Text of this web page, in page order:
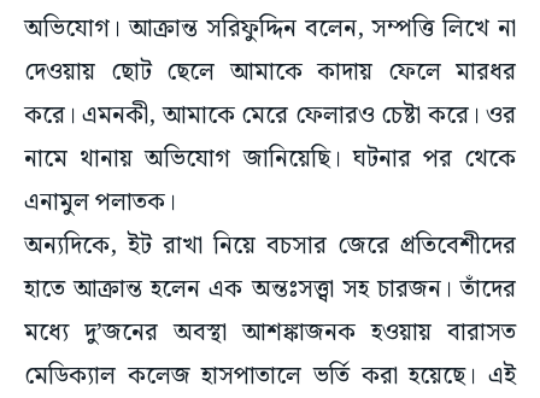
অভিযোগ। আক্রান্ত সরিফুদ্দিন বলেন, সম্পত্তি লিখে না
দেওয়ায় ছোট ছেলে আমাকে কাদায় ফেলে মারধর
করে। এমনকী, আমাকে মেরে ফেলারও চেষ্টা করে। ওর
নামে থানায় অভিযোগ জানিয়েছি। ঘটনার পর থেকে
এনামুল পলাতক।
অন্যদিকে, ইট রাখা নিয়ে বচসার জেরে প্রতিবেশীদের
হাতে আক্রান্ত হলেন এক অন্তঃসত্ত্বা সহ চারজন। তাঁদের
মধ্যে দু’জনের অবস্থা আশঙ্কাজনক হওয়ায় বারাসত
মেডিক্যাল কলেজ হাসপাতালে ভর্তি করা হয়েছে। এই